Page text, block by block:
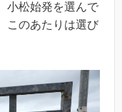
小松始発を選んで
このあたりは選び